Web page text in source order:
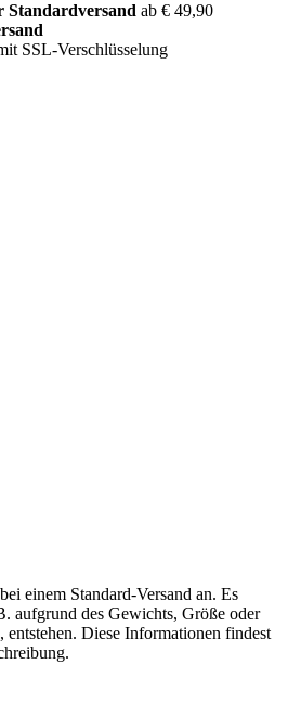
Standardversand ab € 49,90
SSL-Verschlüsselung
einem Standard-Versand an. Es
aufgrund des Gewichts, Größe oder
entstehen. Diese Informationen findest